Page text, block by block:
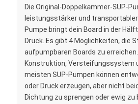
Die Original-Doppelkammer-SUP-
leistungsstärker und
Pumpe bringt dein Board in der
Druck. Es gibt 4 Möglichkeiten, die
aufpumpbaren Boards zu erreichen.
Konstruktion, Versteifungssystem
meisten SUP-Pumpen können
oder Druck erzeugen, aber nicht
Dichtung zu sprengen oder ewig zu